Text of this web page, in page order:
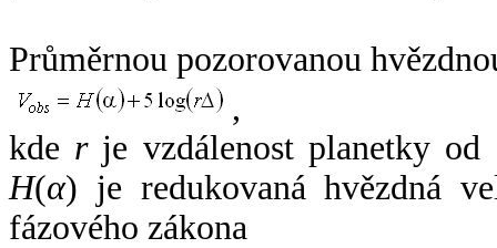
Průměrnou pozorovanou
,
kde rje vzdálenost planetky od
H(α) je redukovaná hvězdná
fázového zákona